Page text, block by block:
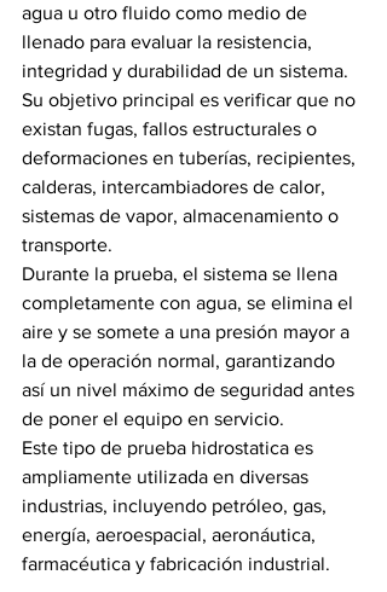
agua u otro fluido como medio de
llenado para evaluar la resistencia,
integridad y durabilidad de un sistema.
Su objetivo principal es verificar que no
existan fugas, fallos estructurales o
deformaciones en tuberías, recipientes,
calderas, intercambiadores de calor,
sistemas de vapor, almacenamiento o
transporte.
Durante la prueba, el sistema se llena
completamente con agua, se elimina el
aire y se somete a una presión mayor a
la de operación normal, garantizando
así un nivel máximo de seguridad antes
de poner el equipo en servicio.
Este tipo de prueba hidrostatica es
ampliamente utilizada en diversas
industrias, incluyendo petróleo, gas,
energía, aeroespacial, aeronáutica,
farmacéutica y fabricación industrial.